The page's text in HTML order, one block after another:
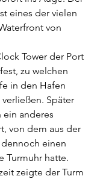
eines der vielen
von
Tower der Port
zu welchen
in den Hafen
Später
ein anderes
von dem aus der
einen
Turmuhr hatte.
zeigte der Turm